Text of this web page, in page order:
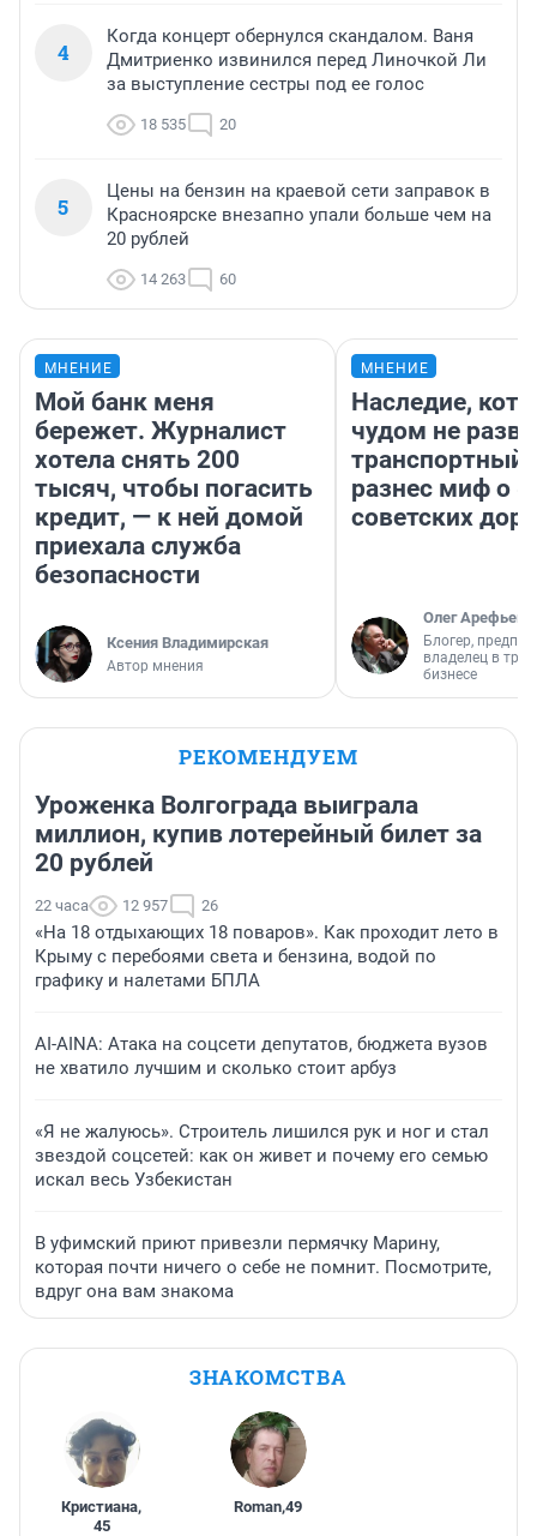
4
Когда концерт обернулся скандалом. Ваня
Дмитриенко извинился перед Линочкой Ли
за выступление сестры под ее голос
18 535 20
5
Цены на бензин на краевой сети заправок в
Красноярске внезапно упали больше чем на
20 рублей
14 263 60
МНЕНИЕ
Мой банк меня
бережет. Журналист
хотела снять 200
тысяч, чтобы погасить
кредит, — к ней домой
приехала служба
безопасности
Ксения Владимирская
Автор мнения
МНЕНИЕ
Наследие,
чудом не
транспортный
разнес миф о
советских
Олег Арефьев
Блогер,
владелец в
бизнесе
РЕКОМЕНДУЕМ
Уроженка Волгограда выиграла
миллион, купив лотерейный билет за
20 рублей
22 часа 12 957 26
«На 18 отдыхающих 18 поваров». Как проходит лето в
Крыму с перебоями света и бензина, водой по
графику и налетами БПЛА
AI-AINA: Атака на соцсети депутатов, бюджета вузов
не хватило лучшим и сколько стоит арбуз
«Я не жалуюсь». Строитель лишился рук и ног и стал
звездой соцсетей: как он живет и почему его семью
искал весь Узбекистан
В уфимский приют привезли пермячку Марину,
которая почти ничего о себе не помнит. Посмотрите,
вдруг она вам знакома
ЗНАКОМСТВА
Кристиана,
45
Roman,49